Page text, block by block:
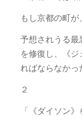
もし京都の町
予想されうる
を修復し、《
ればならなかっ
２
「《ダイソン